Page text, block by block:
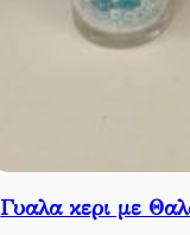
Γυαλα κερι με